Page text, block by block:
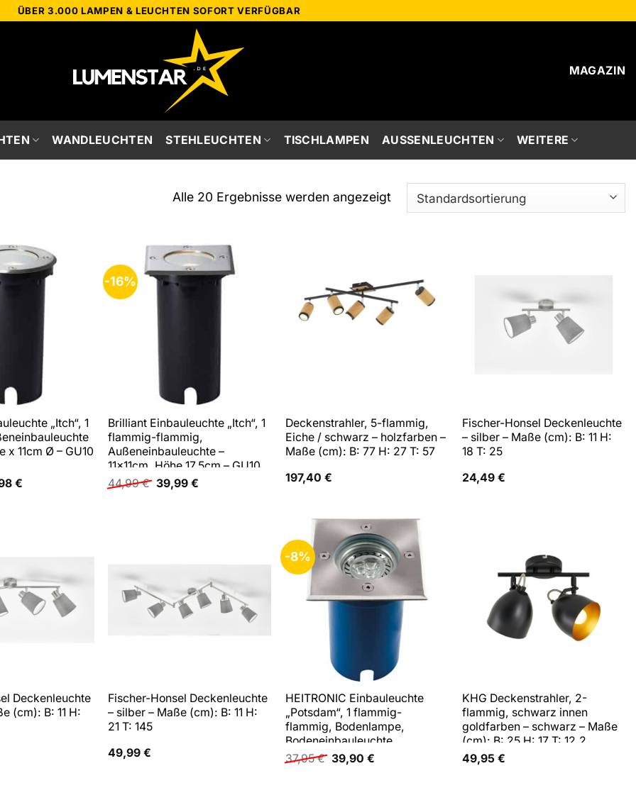
ÜBER 3.000 LAMPEN & LEUCHTEN SOFORT VERFÜGBAR
MAGAZIN
WANDLEUCHTEN STEHLEUCHTEN TISCHLAMPEN AUSSENLEUCHTEN WEITERE
Alle 20 Ergebnisse werden angezeigt
„Itch“, 1
x 11cm Ø – GU10
€Aktueller
-16%
Brilliant Einbauleuchte „Itch“, 1
flammig-flammig,
Außeneinbauleuchte –
11x11cm, Höhe 17,5cm – GU10
Fassung
44,99€ Ursprünglicher
Preis
39,99€
Deckenstrahler, 5-flammig,
Eiche / schwarz – holzfarben –
Maße (cm): B: 77 H: 27 T: 57
197,40 €
Fischer-Honsel Deckenleuchte
– silber – Maße (cm): B: 11 H:
18 T: 25
24,49€
Deckenleuchte
(cm): B: 11 H:
Fischer-Honsel Deckenleuchte
– silber – Maße (cm): B: 11 H:
21 T: 145
49,99€
-8%
HEITRONIC Einbauleuchte
„Potsdam“, 1 flammig-
flammig, Bodenlampe,
Bodeneinbauleuchte,
begehbar, staub- und
wasserdicht
37,95€ Ursprünglicher
Preis
39,90 €Aktueller
KHG Deckenstrahler, 2-
flammig, schwarz innen
goldfarben – schwarz – Maße
(cm): B: 25 H: 17 T: 12,2
49,95€